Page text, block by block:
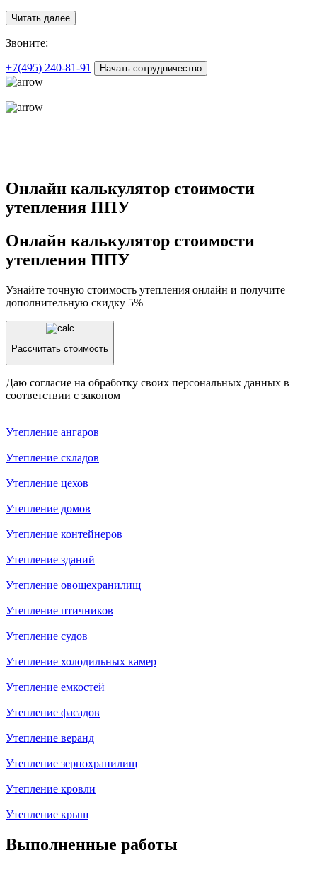
Читать далее
Звоните:
+7(495) 240-81-91 Начать сотрудничество
Онлайн калькулятор стоимости
утепления ППУ
Онлайн калькулятор стоимости
утепления ППУ
Узнайте точную стоимость утепления онлайн и получите
дополнительную скидку 5%
Рассчитать стоимость
Даю согласие на обработку своих персональных данных в
соответствии с законом
Утепление aнгаров
Утепление складов
Утепление цехов
Утепление домов
Утепление контейнеров
Утепление зданий
Утепление овощехранилищ
Утепление птичников
Утепление судов
Утепление холодильных камер
Утепление емкостей
Утепление фасадов
Утепление веранд
Утепление зернохранилищ
Утепление кровли
Утепление крыш
Выполненные работы